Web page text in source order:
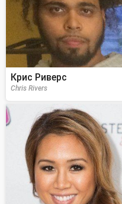
Крис Риверс
Chris Rivers